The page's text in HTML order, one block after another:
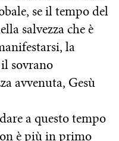
se il tempo del
salvezza che è
la
sovrano
avvenuta, Gesù
a questo tempo
è più in primo